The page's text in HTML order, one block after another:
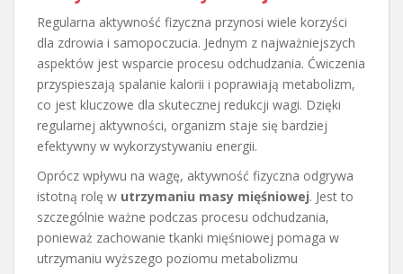
Regularna aktywność fizyczna przynosi wiele korzyści
dla zdrowia i samopoczucia. Jednym z najważniejszych
aspektów jest wsparcie procesu odchudzania. Ćwiczenia
przyspieszają spalanie kalorii i poprawiają metabolizm,
co jest kluczowe dla skutecznej redukcji wagi. Dzięki
regularnej aktywności, organizm staje się bardziej
efektywny w wykorzystywaniu energii.
Oprócz wpływu na wagę, aktywność fizyczna odgrywa
istotną rolę w utrzymaniu masy mięśniowej. Jest to
szczególnie ważne podczas procesu odchudzania,
ponieważ zachowanie tkanki mięśniowej pomaga w
utrzymaniu wyższego poziomu metabolizmu